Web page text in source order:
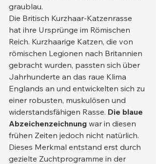
graublau.
Die Britisch Kurzhaar-Katzenrasse
hat ihre Ursprünge im Römischen
Reich. Kurzhaarige Katzen, die von
römischen Legionen nach Britannien
gebracht wurden, passten sich über
Jahrhunderte an das raue Klima
Englands an und entwickelten sich zu
einer robusten, muskulösen und
widerstandsfähigen Rasse. Die blaue
Abzeichenzeichnung war in diesen
frühen Zeiten jedoch nicht natürlich.
Dieses Merkmal entstand erst durch
gezielte Zuchtprogramme in der